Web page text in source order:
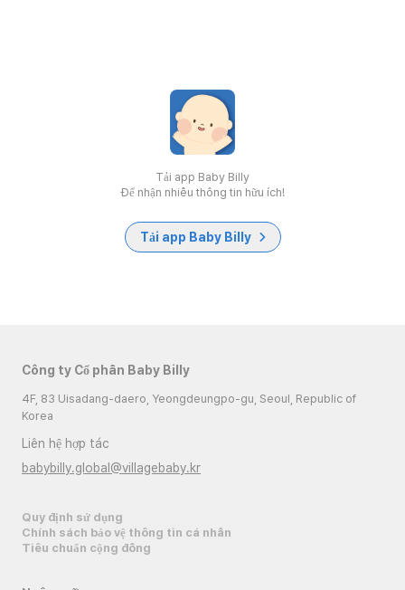
Tải app Baby Billy
Để nhận nhiều thông tin hữu ích!
Tải app Baby Billy
Công ty Cổ phần Baby Billy
4F, 83 Uisadang-daero, Yeongdeungpo-gu, Seoul, Republic of
Korea
Liên hệ hợp tác
babybilly.global@villagebaby.kr
Quy định sử dụng
Chính sách bảo vệ thông tin cá nhân
Tiêu chuẩn cộng đồng